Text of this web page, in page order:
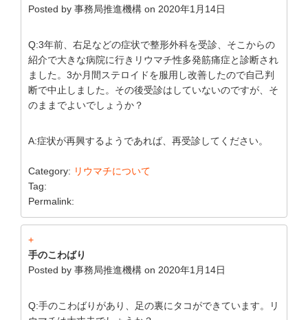
Posted by 事務局推進機構 on 2020年1月14日
Q:3年前、右足などの症状で整形外科を受診、そこからの
紹介で大きな病院に行きリウマチ性多発筋痛症と診断され
ました。3か月間ステロイドを服用し改善したので自己判
断で中止しました。その後受診はしていないのですが、そ
のままでよいでしょうか？
A:症状が再興するようであれば、再受診してください。
Category: リウマチについて
Tag:
Permalink:
+
手のこわばり
Posted by 事務局推進機構 on 2020年1月14日
Q:手のこわばりがあり、足の裏にタコができています。リ